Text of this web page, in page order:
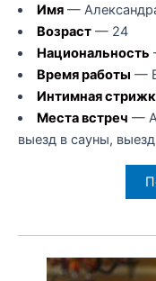
Имя—
Возраст— 24
Национальность
Время работы —
Интимная
Места встреч —
выезд в сауны,